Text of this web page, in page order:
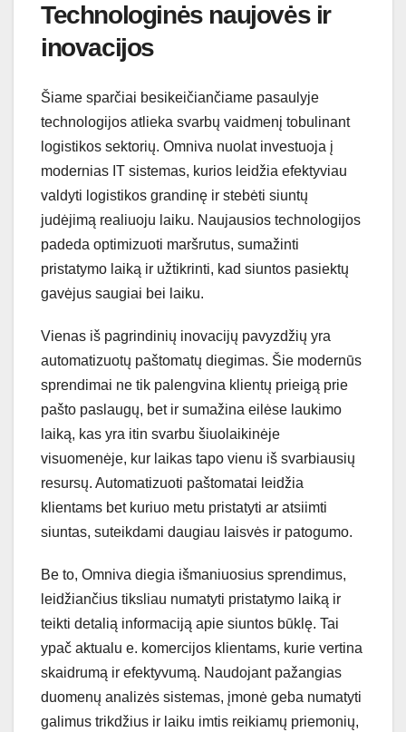
Technologinės naujovės ir
inovacijos
Šiame sparčiai besikeičiančiame pasaulyje
technologijos atlieka svarbų vaidmenį tobulinant
logistikos sektorių. Omniva nuolat investuoja į
modernias IT sistemas, kurios leidžia efektyviau
valdyti logistikos grandinę ir stebėti siuntų
judėjimą realiuoju laiku. Naujausios technologijos
padeda optimizuoti maršrutus, sumažinti
pristatymo laiką ir užtikrinti, kad siuntos pasiektų
gavėjus saugiai bei laiku.
Vienas iš pagrindinių inovacijų pavyzdžių yra
automatizuotų paštomatų diegimas. Šie modernūs
sprendimai ne tik palengvina klientų prieigą prie
pašto paslaugų, bet ir sumažina eilėse laukimo
laiką, kas yra itin svarbu šiuolaikinėje
visuomenėje, kur laikas tapo vienu iš svarbiausių
resursų. Automatizuoti paštomatai leidžia
klientams bet kuriuo metu pristatyti ar atsiimti
siuntas, suteikdami daugiau laisvės ir patogumo.
Be to, Omniva diegia išmaniuosius sprendimus,
leidžiančius tiksliau numatyti pristatymo laiką ir
teikti detalią informaciją apie siuntos būklę. Tai
ypač aktualu e. komercijos klientams, kurie vertina
skaidrumą ir efektyvumą. Naudojant pažangias
duomenų analizės sistemas, įmonė geba numatyti
galimus trikdžius ir laiku imtis reikiamų priemonių,